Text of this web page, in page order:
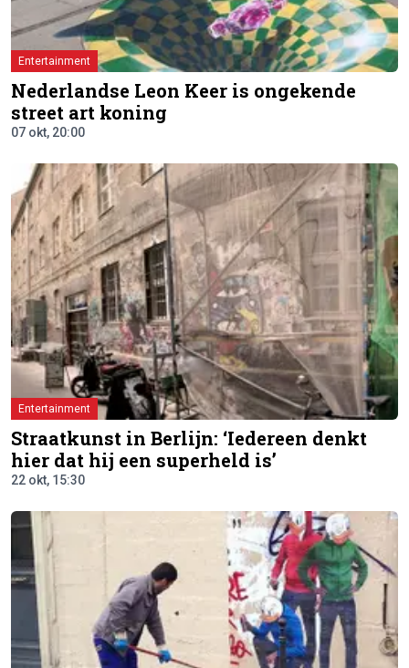
Entertainment
Nederlandse Leon Keer is ongekende
street art koning
07 okt, 20:00
Entertainment
Straatkunst in Berlijn: ‘Iedereen denkt
hier dat hij een superheld is’
22 okt, 15:30